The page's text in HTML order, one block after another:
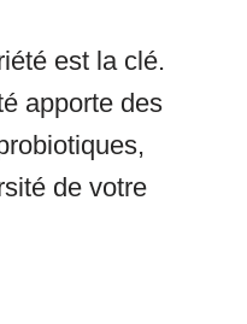
est la clé.
apporte des
de votre